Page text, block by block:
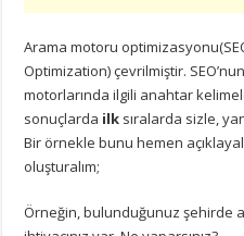
Arama motoru
Optimization) çevrilmiştir.
motorlarında ilgili anahtar
sonuçlarda ilk sıralarda sizle,
Bir örnekle bunu hemen
oluşturalım;
Örneğin, bulunduğunuz şehirde